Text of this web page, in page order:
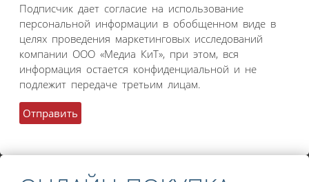
Подписчик дает согласие на использование
персональной информации в обобщенном виде в
целях проведения маркетинговых исследований
компании ООО «Медиа КиТ», при этом, вся
информация остается конфиденциальной и не
подлежит передаче третьим лицам.